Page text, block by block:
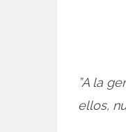
”A la
ellos,